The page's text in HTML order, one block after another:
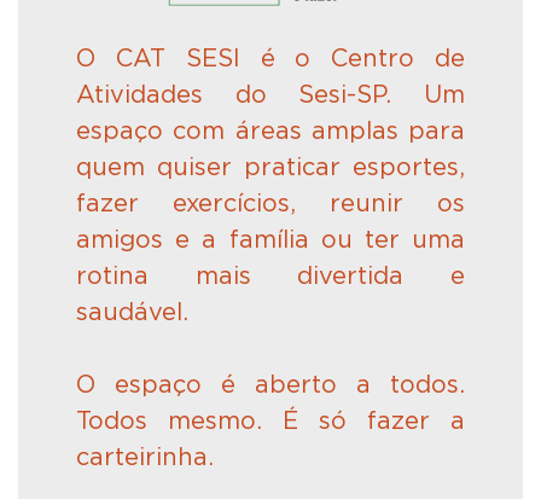
O CAT SESI é o Centro de
Atividades do Sesi-SP. Um
espaço com áreas amplas para
quem quiser praticar esportes,
fazer exercícios, reunir os
amigos e a família ou ter uma
rotina mais divertida e
saudável.
O espaço é aberto a todos.
Todos mesmo. É só fazer a
carteirinha.